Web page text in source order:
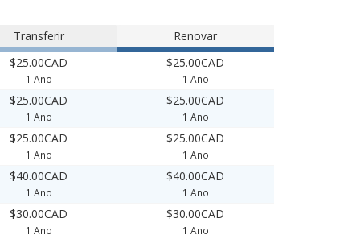
Transferir Renovar
$25.00CAD
1 Ano
$25.00CAD
1 Ano
$25.00CAD
1 Ano
$25.00CAD
1 Ano
$25.00CAD
1 Ano
$25.00CAD
1 Ano
$40.00CAD
1 Ano
$40.00CAD
1 Ano
$30.00CAD
1 Ano
$30.00CAD
1 Ano